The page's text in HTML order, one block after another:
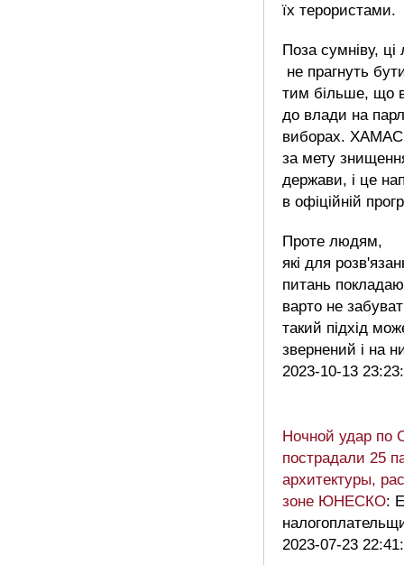
їх терористами.
Поза сумніву,
не прагнуть
тим більше, що
до влади на
виборах. ХАМАС
за мету
держави, і це
в офіційній
Проте людям,
які для
питань
варто не
такий підхід
звернений і на
2023-10-13
Ночной удар по
пострадали 25
архитектуры,
зоне ЮНЕСКО:
2023-07-23